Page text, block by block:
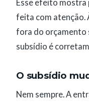
Esse efeito mostra
feita com atenção.
fora do orçamento
subsídio é
O subsídio
Nem sempre. A